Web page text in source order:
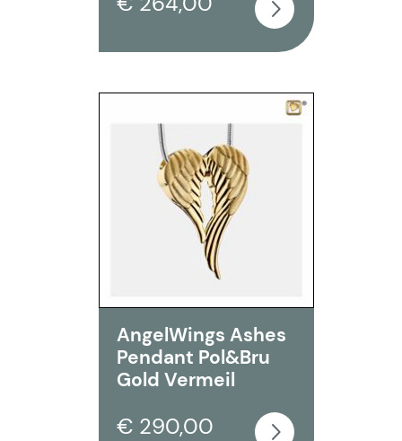
AngelWings Ashes
Pendant Pol&Bru
Gold Vermeil
€ 290,00